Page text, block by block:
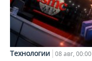
Технологии 08 авг, 00:00